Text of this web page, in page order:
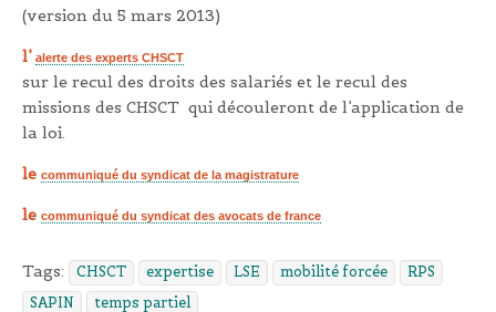
(version du 5 mars 2013)
l’ alerte des experts CHSCT
sur le recul des droits des salariés et le recul des
missions des CHSCT qui découleront de l’application de
la loi.
le communiqué du syndicat de la magistrature
le communiqué du syndicat des avocats de france
Tags: CHSCT expertise LSE mobilité forcée
RPS
SAPIN
temps partiel